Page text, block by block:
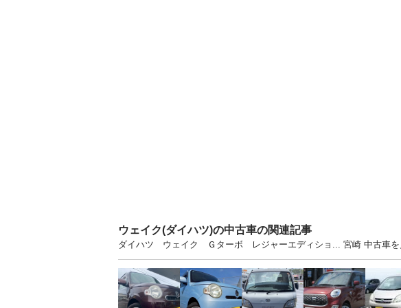
ウェイク(ダイハツ)の中古車の関連記事
ダイハツ ウェイク Ｇターボ レジャーエディショ... 宮崎 中古車を